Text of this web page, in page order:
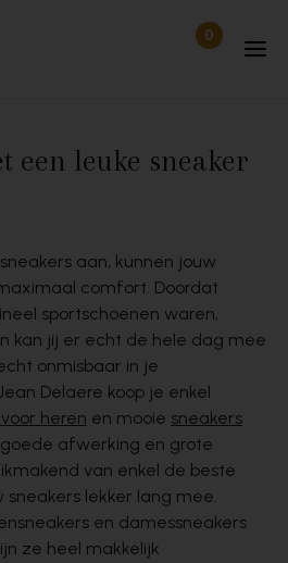
0Items in
een leuke sneaker
aan, kunnen jouw
comfort. Doordat
sportschoenen waren,
kan jij er echt de hele dag mee
onmisbaar in je
Delaere koop je enkel
heren en mooie sneakers
afwerking en grote
van enkel de beste
lekker lang mee.
en damessneakers
ze heel makkelijk